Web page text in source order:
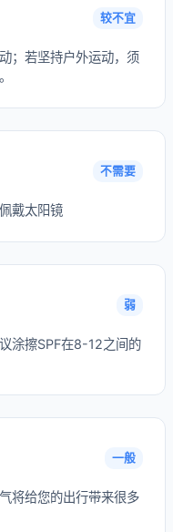
较不宜
；若坚持户外运动，须
不需要
戴太阳镜
弱
涂擦SPF在8-12之间的
一般
将给您的出行带来很多